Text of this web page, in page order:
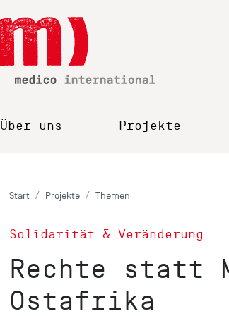
Über uns Projekte
Start Projekte Themen
Solidarität & Veränderung
Rechte statt
Ostafrika